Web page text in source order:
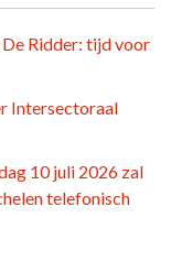
Ridder: tijd voor
Intersectoraal
10 juli 2026 zal
telefonisch